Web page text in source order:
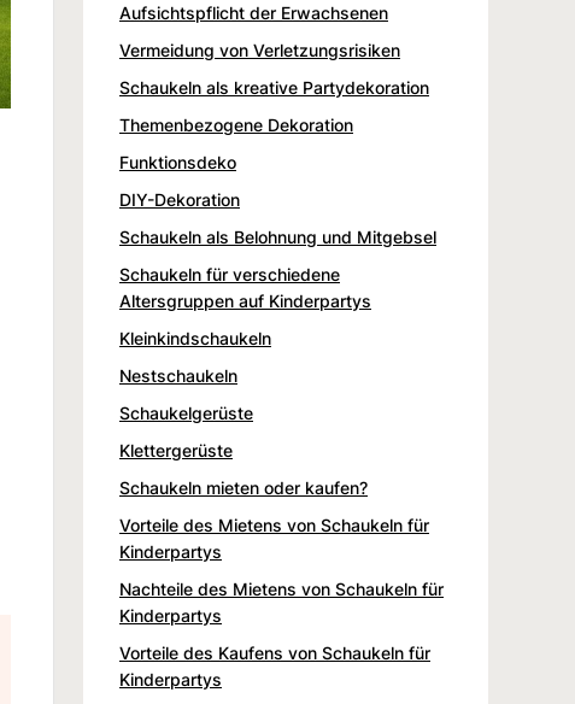
Aufsichtspflicht der Erwachsenen
Vermeidung von Verletzungsrisiken
Schaukeln als kreative Partydekoration
Themenbezogene Dekoration
Funktionsdeko
DIY-Dekoration
Schaukeln als Belohnung und Mitgebsel
Schaukeln für verschiedene
Altersgruppen auf Kinderpartys
Kleinkindschaukeln
Nestschaukeln
Schaukelgerüste
Klettergerüste
Schaukeln mieten oder kaufen?
Vorteile des Mietens von Schaukeln für
Kinderpartys
Nachteile des Mietens von Schaukeln für
Kinderpartys
Vorteile des Kaufens von Schaukeln für
Kinderpartys